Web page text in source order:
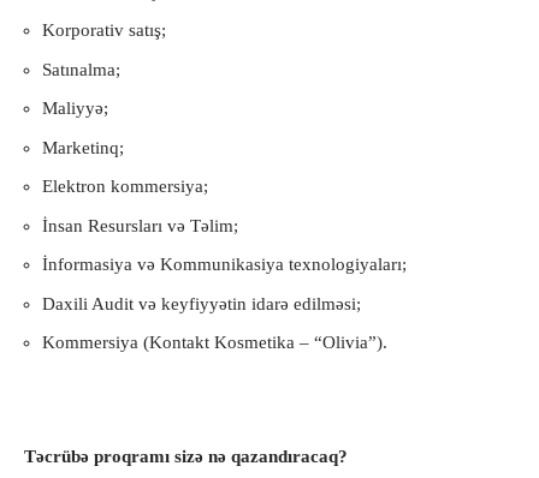
Korporativ satış;
Satınalma;
Maliyyə;
Marketinq;
Elektron kommersiya;
İnsan Resursları və Təlim;
İnformasiya və Kommunikasiya texnologiyaları;
Daxili Audit və keyfiyyətin idarə edilməsi;
Kommersiya (Kontakt Kosmetika – “Olivia”).
Təcrübə proqramı sizə nə qazandıracaq?